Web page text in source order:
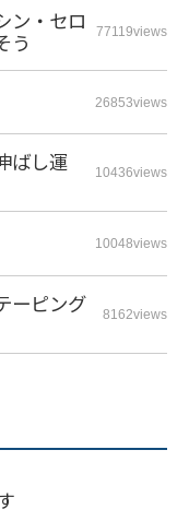
ン・セロ
う
77119views
26853views
ばし運
10436views
10048views
ーピング
8162views